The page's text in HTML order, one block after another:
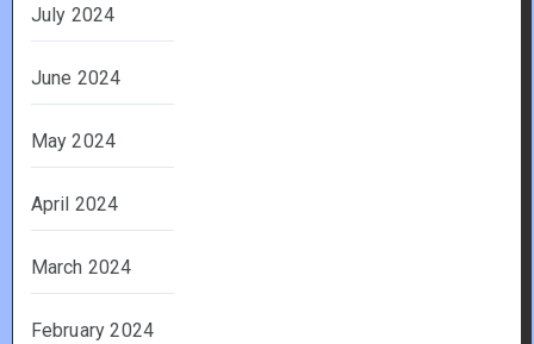
July 2024
June 2024
May 2024
April 2024
March 2024
February 2024